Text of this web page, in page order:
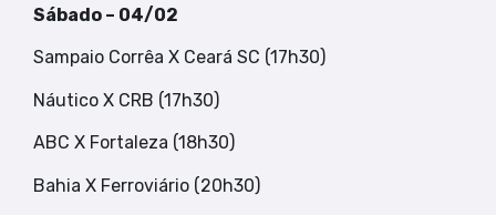
Sábado – 04/02
Sampaio Corrêa X Ceará SC (17h30)
Náutico X CRB (17h30)
ABC X Fortaleza (18h30)
Bahia X Ferroviário (20h30)